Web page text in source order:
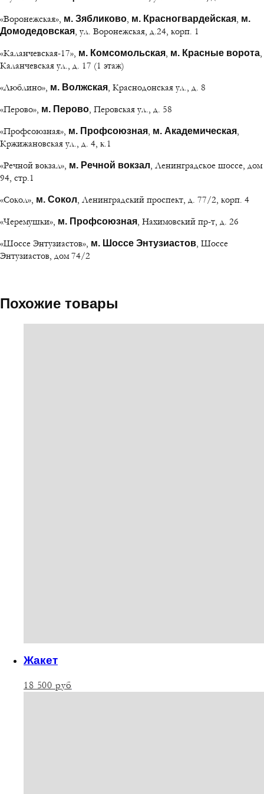
«Воронежская», м. Зябликово, м. Красногвардейская, м.
Домодедовская, ул. Воронежская, д.24, корп. 1
«Каланчевская-17», м. Комсомольская, м. Красные ворота,
Каланчевская ул., д. 17 (1 этаж)
«Люблино», м. Волжская, Краснодонская ул., д. 8
«Перово», м. Перово, Перовская ул., д. 58
«Профсоюзная», м. Профсоюзная, м. Академическая,
Кржижановская ул., д. 4, к.1
«Речной вокзал», м. Речной вокзал, Ленинградское шоссе, дом
94, стр.1
«Сокол», м. Сокол, Ленинградский проспект, д. 77/2, корп. 4
«Черемушки», м. Профсоюзная, Нахимовский пр-т, д. 26
«Шоссе Энтузиастов», м. Шоссе Энтузиастов, Шоссе
Энтузиастов, дом 74/2
Похожие товары
Жакет
18 500 руб